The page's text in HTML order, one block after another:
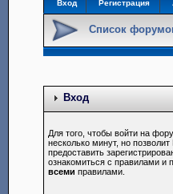
Вход Регистрация
Список
Вход
Для того, чтобы войти на
несколько минут, но
предоставить
ознакомиться с правилами и
всеми правилами.